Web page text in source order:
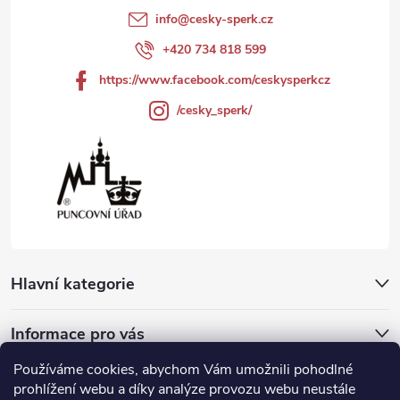
Používáme cookies, abychom Vám umožnili pohodlné
prohlížení webu a díky analýze provozu webu neustále
Hlavní kategorie
Informace pro vás
Přijímáme online platby
info@cesky-sperk.cz
+420 734 818 599
https://www.facebook.com/ceskysperkcz
/cesky_sperk/